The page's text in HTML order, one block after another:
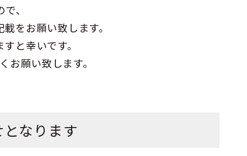
で、
をお願い致します。
と幸いです。
願い致します。
なります